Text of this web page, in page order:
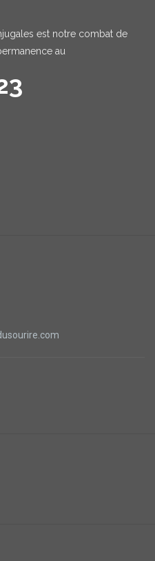
est notre combat de
au